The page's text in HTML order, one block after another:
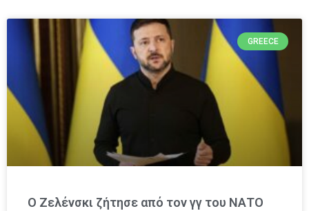
GREECE
Ο Ζελένσκι ζήτησε από τον γγ του ΝΑΤΟ